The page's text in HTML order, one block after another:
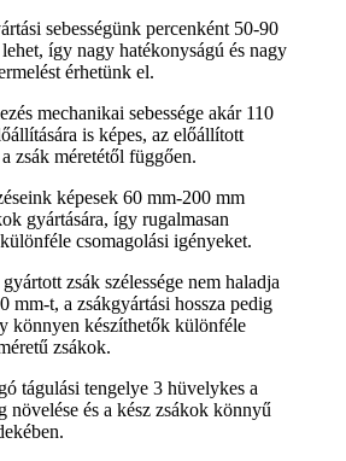
sebességünk percenként 50-90
így nagy hatékonyságú és nagy
érhetünk el.
mechanikai sebessége akár 110
is képes, az előállított
zsák méretétől függően.
képesek 60 mm-200 mm
gyártására, így rugalmasan
csomagolási igényeket.
zsák szélessége nem haladja
mm-t, a zsákgyártási hossza pedig
könnyen készíthetők különféle
zsákok.
tágulási tengelye 3 hüvelykes a
növelése és a kész zsákok könnyű